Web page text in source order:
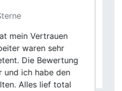
Anlaufstelle in
Kompetenz und
beim Herrn Fischer
lieben Dank